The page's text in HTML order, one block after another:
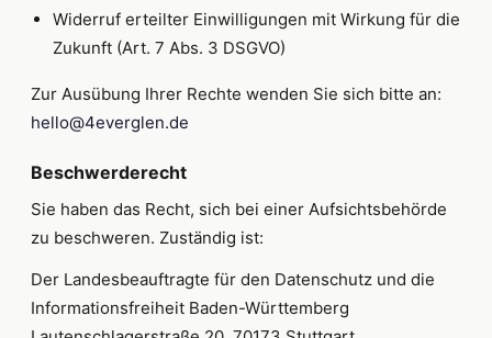
Widerruf erteilter Einwilligungen mit Wirkung für die
Zukunft (Art. 7 Abs. 3 DSGVO)
Zur Ausübung Ihrer Rechte wenden Sie sich bitte an:
hello@4everglen.de
Beschwerderecht
Sie haben das Recht, sich bei einer Aufsichtsbehörde
zu beschweren. Zuständig ist:
Der Landesbeauftragte für den Datenschutz und die
Informationsfreiheit Baden-Württemberg